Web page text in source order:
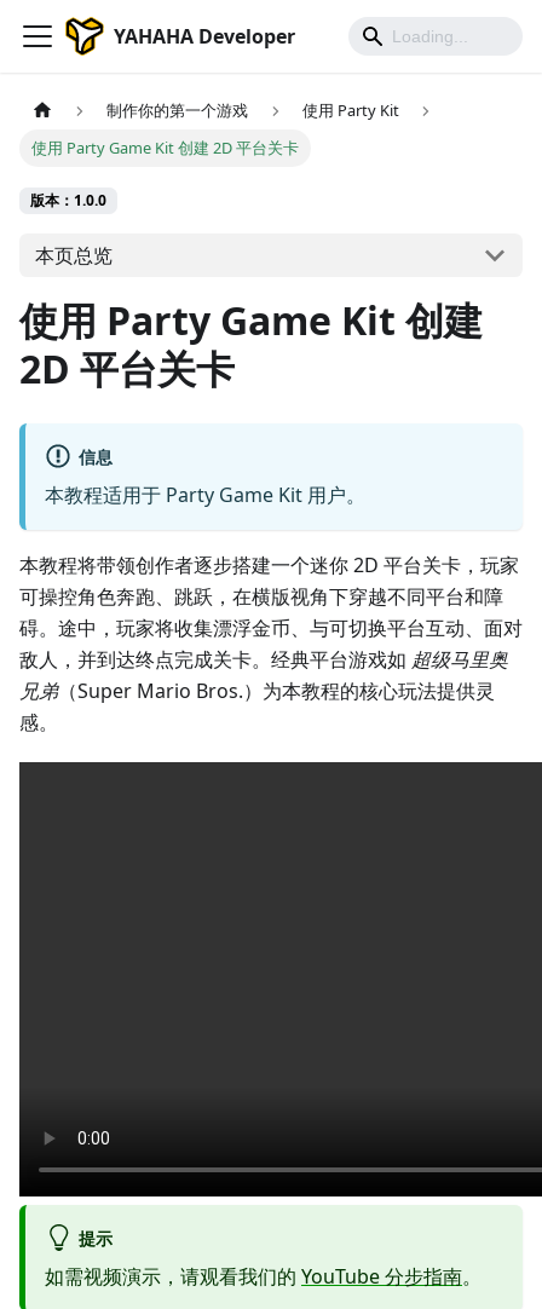
YAHAHA Developer
制作你的第一个游戏
使用 Party Kit
使用 Party Game Kit 创建 2D 平台关卡
版本：1.0.0
本页总览
使用 Party Game Kit 创建
2D 平台关卡
信息
本教程适用于 Party Game Kit 用户。
本教程将带领创作者逐步搭建一个迷你 2D 平台关卡，玩家
可操控角色奔跑、跳跃，在横版视角下穿越不同平台和障
碍。途中，玩家将收集漂浮金币、与可切换平台互动、面对
敌人，并到达终点完成关卡。经典平台游戏如 超级马里奥
兄弟（Super Mario Bros.）为本教程的核心玩法提供灵
感。
提示
如需视频演示，请观看我们的 YouTube 分步指南。